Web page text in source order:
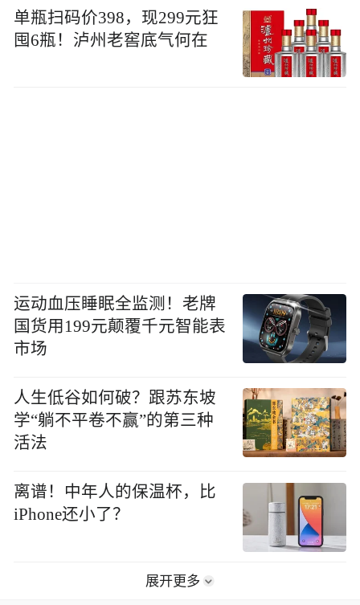
单瓶扫码价398，现299元狂
囤6瓶！泸州老窖底气何在
运动血压睡眠全监测！老牌
国货用199元颠覆千元智能表
市场
人生低谷如何破？跟苏东坡
学“躺不平卷不赢”的第三种
活法
离谱！中年人的保温杯，比
iPhone还小了？
展开更多